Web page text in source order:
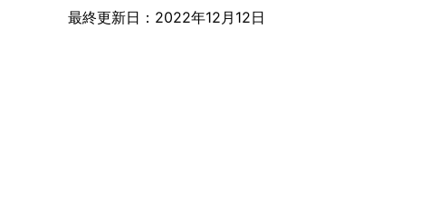
最終更新日：2022年12月12日